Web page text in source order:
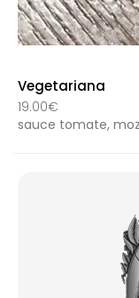
Vegetariana
19.00€
sauce tomate,